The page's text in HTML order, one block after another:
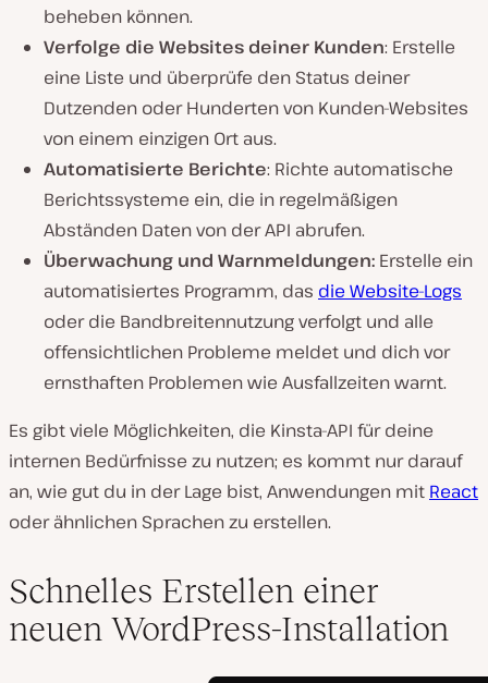
beheben können.
Verfolge die Websites deiner Kunden: Erstelle
eine Liste und überprüfe den Status deiner
Dutzenden oder Hunderten von Kunden-Websites
von einem einzigen Ort aus.
Automatisierte Berichte: Richte automatische
Berichtssysteme ein, die in regelmäßigen
Abständen Daten von der API abrufen.
Überwachung und Warnmeldungen: Erstelle ein
automatisiertes Programm, das die Website-Logs
oder die Bandbreitennutzung verfolgt und alle
offensichtlichen Probleme meldet und dich vor
ernsthaften Problemen wie Ausfallzeiten warnt.
Es gibt viele Möglichkeiten, die Kinsta-API für deine
internen Bedürfnisse zu nutzen; es kommt nur darauf
an, wie gut du in der Lage bist, Anwendungen mit React
oder ähnlichen Sprachen zu erstellen.
Schnelles Erstellen einer
neuen WordPress-Installation